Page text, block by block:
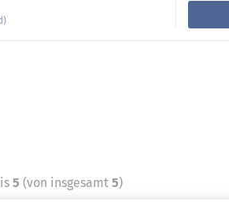
5 (von insgesamt 5)